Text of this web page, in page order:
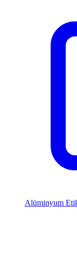
Alüminyum